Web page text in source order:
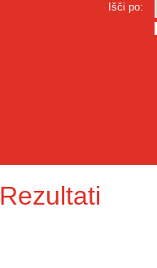
Išči po:
Rezultati